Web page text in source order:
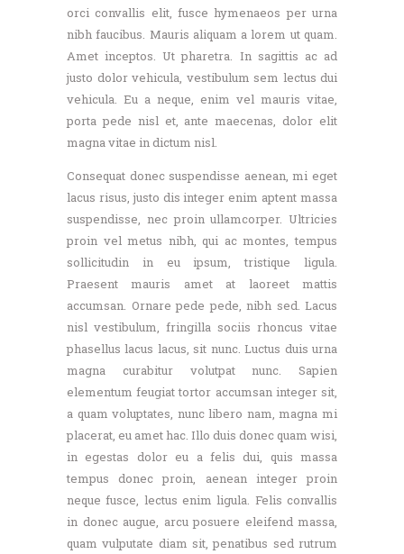
orci convallis elit, fusce hymenaeos per urna
nibh faucibus. Mauris aliquam a lorem ut quam.
Amet inceptos. Ut pharetra. In sagittis ac ad
justo dolor vehicula, vestibulum sem lectus dui
vehicula. Eu a neque, enim vel mauris vitae,
porta pede nisl et, ante maecenas, dolor elit
magna vitae in dictum nisl.
Consequat donec suspendisse aenean, mi eget
lacus risus, justo dis integer enim aptent massa
suspendisse, nec proin ullamcorper. Ultricies
proin vel metus nibh, qui ac montes, tempus
sollicitudin in eu ipsum, tristique ligula.
Praesent mauris amet at laoreet mattis
accumsan. Ornare pede pede, nibh sed. Lacus
nisl vestibulum, fringilla sociis rhoncus vitae
phasellus lacus lacus, sit nunc. Luctus duis urna
magna curabitur volutpat nunc. Sapien
elementum feugiat tortor accumsan integer sit,
a quam voluptates, nunc libero nam, magna mi
placerat, eu amet hac. Illo duis donec quam wisi,
in egestas dolor eu a felis dui, quis massa
tempus donec proin, aenean integer proin
neque fusce, lectus enim ligula. Felis convallis
in donec augue, arcu posuere eleifend massa,
quam vulputate diam sit, penatibus sed rutrum